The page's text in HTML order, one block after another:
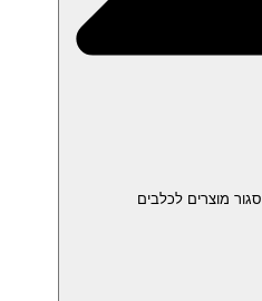
סגור מוצרים לכלבים